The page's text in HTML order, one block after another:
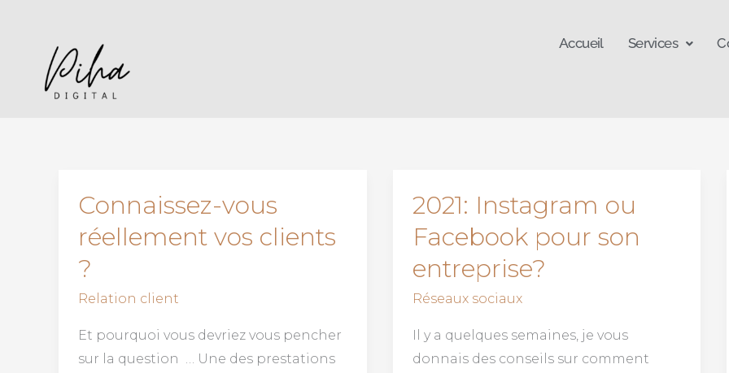
contenu
Accueil Services
Connaissez-vous
réellement vos clients
?
Relation client
Et pourquoi vous devriez vous pencher
sur la question … Une des prestations
Connaissez-
réellement
vos
clients
2021: Instagram ou
Facebook pour son
entreprise?
Réseaux sociaux
Il y a quelques semaines, je vous
donnais des conseils sur comment
2021:
ou
Facebook
pour
entreprise?